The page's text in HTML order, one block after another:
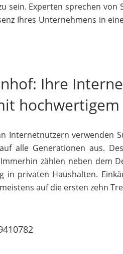
sein. Experten sprechen von
Ihres Unternehmens in
Ihre
Internetnutzern verwenden
alle Generationen aus.
zählen neben dem
in privaten Haushalten.
auf die ersten zehn